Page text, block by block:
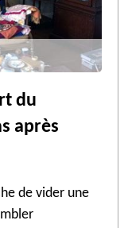
du
après
de vider une